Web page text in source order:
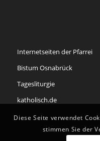
Internetseiten der Pfarrei
Bistum Osnabrück
Tagesliturgie
katholisch.de
Diese Seite verwendet
stimmen Sie der